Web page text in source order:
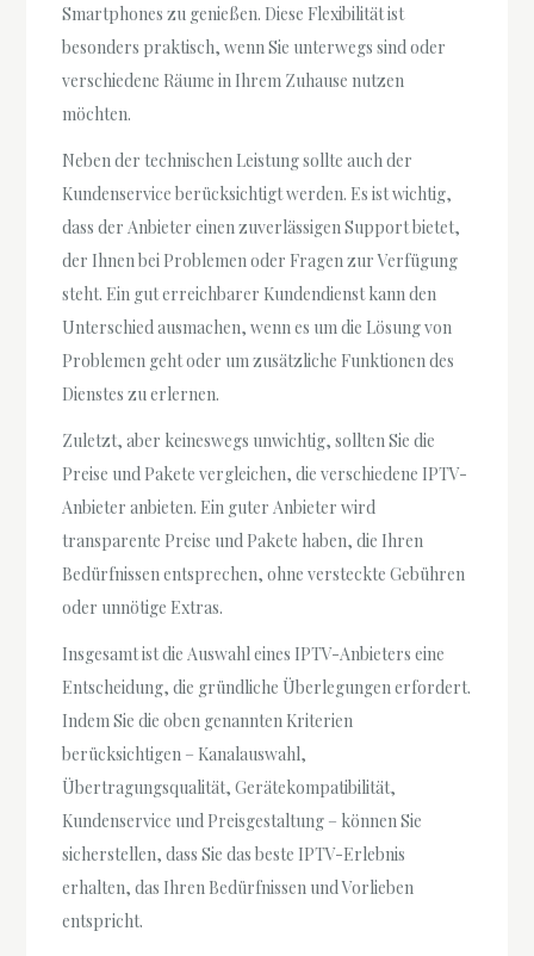
Smartphones zu genießen. Diese Flexibilität ist
besonders praktisch, wenn Sie unterwegs sind oder
verschiedene Räume in Ihrem Zuhause nutzen
möchten.
Neben der technischen Leistung sollte auch der
Kundenservice berücksichtigt werden. Es ist wichtig,
dass der Anbieter einen zuverlässigen Support bietet,
der Ihnen bei Problemen oder Fragen zur Verfügung
steht. Ein gut erreichbarer Kundendienst kann den
Unterschied ausmachen, wenn es um die Lösung von
Problemen geht oder um zusätzliche Funktionen des
Dienstes zu erlernen.
Zuletzt, aber keineswegs unwichtig, sollten Sie die
Preise und Pakete vergleichen, die verschiedene IPTV-
Anbieter anbieten. Ein guter Anbieter wird
transparente Preise und Pakete haben, die Ihren
Bedürfnissen entsprechen, ohne versteckte Gebühren
oder unnötige Extras.
Insgesamt ist die Auswahl eines IPTV-Anbieters eine
Entscheidung, die gründliche Überlegungen erfordert.
Indem Sie die oben genannten Kriterien
berücksichtigen – Kanalauswahl,
Übertragungsqualität, Gerätekompatibilität,
Kundenservice und Preisgestaltung – können Sie
sicherstellen, dass Sie das beste IPTV-Erlebnis
erhalten, das Ihren Bedürfnissen und Vorlieben
entspricht.